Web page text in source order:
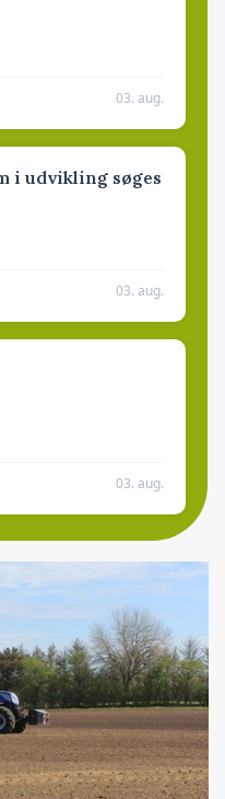
03. aug.
i udvikling søges
03. aug.
03. aug.